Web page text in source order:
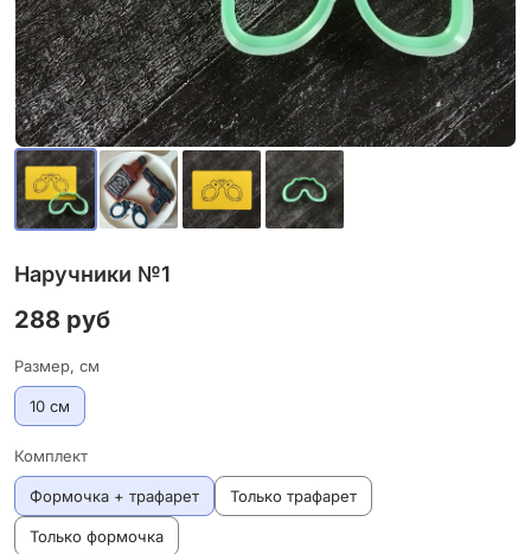
Наручники №1
288 руб
Размер, см
10 см
Комплект
Формочка + трафарет Только трафарет
Только формочка